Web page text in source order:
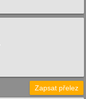
Zapsat přelez